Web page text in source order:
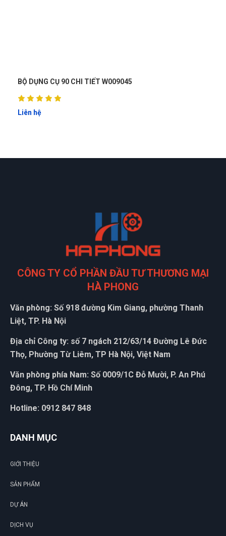
(Đánh giá 1 tháng trước)
đúng là tuyệt vời
HN
(Đánh giá 1 tháng trước)
Nhân viên hỗ trợ nhanh, hướng dẫn tận tình, nhanh chóng
VH
Vũ Hoàng
Hài lòng về chất lượng sản phảm bên bạn, nhân viên tư vấn
kỹ
NĐ
Nguyễn Đông
BƠM MỠ BẰNG TAY 2500PSI WOKIN 729510
CÔNG TY CỔ PHẦN ĐẦU TƯ THƯƠNG MẠI
HÀ PHONG
Văn phòng: Số 918 đường Kim Giang, phường Thanh
Liệt, TP. Hà Nội
Địa chỉ Công ty: số 7 ngách 212/63/14 Đường Lê Đức
Thọ, Phường Từ Liêm, TP Hà Nội, Việt Nam
Văn phòng phía Nam: Số 0009/1C Đỗ Mười, P. An Phú
Đông, TP. Hồ Chí Minh
Hotline: 0912 847 848
DANH MỤC
GIỚI THIỆU
SẢN PHẨM
DỰ ÁN
DỊCH VỤ